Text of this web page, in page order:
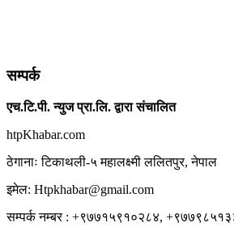
सम्पर्क
एच.टि.पी. न्युज प्रा.लि. द्वारा संचालित
htpKhabar.com
ठेगानाः टिकाथली-५ महालक्ष्मी ललितपुर, नेपाल
इमेल: Htpkhabar@gmail.com
सम्पर्क नम्बर : +९७७१५९१०२८४,